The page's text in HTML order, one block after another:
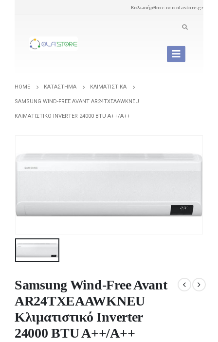
Καλωσήρθατε στο olastore.gr
HOME ΚΑΤΆΣΤΗΜΑ ΚΛΙΜΑΤΙΣΤΙΚΆ
SAMSUNG WIND-FREE AVANT AR24TXEAAWKNEU
ΚΛΙΜΑΤΙΣΤΙΚΌ INVERTER 24000 BTU A++/A++
Samsung Wind-Free Avant
AR24TXEAAWKNEU
Κλιματιστικό Inverter
24000 BTU A++/A++